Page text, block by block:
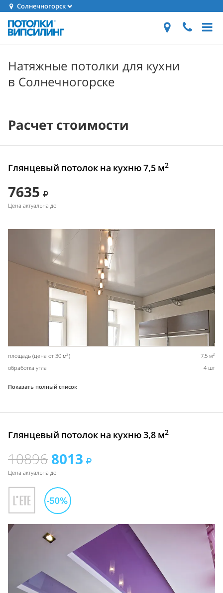
Солнечногорск
Натяжные потолки для кухни
в Солнечногорске
Расчет стоимости
Глянцевый потолок на кухню 7,5 м2
7635
Цена актуальна до
площадь (цена от 30 м2) 7,5 м2
обработка угла 4 шт
Показать полный список
Глянцевый потолок на кухню 3,8 м2
10896 8013
Цена актуальна до